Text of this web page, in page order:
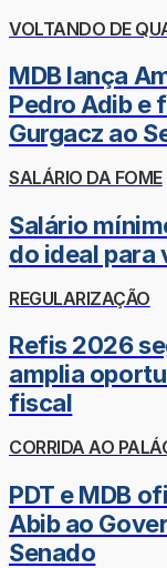
VOLTANDO DE
MDB lança
Pedro Adib e
Gurgacz ao
SALÁRIO DA FOME
Salário
do ideal para
REGULARIZAÇÃO
Refis 2026
amplia
fiscal
CORRIDA AO
PDT e MDB
Abib ao
Senado